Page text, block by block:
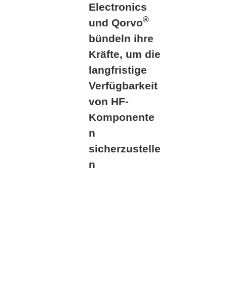
Electronics
und Qorvo®
bündeln ihre
Kräfte, um die
langfristige
Verfügbarkeit
von HF-
Komponente
n
sicherzustelle
n